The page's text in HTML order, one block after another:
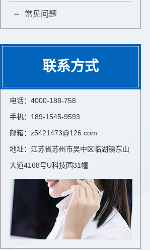
常见问题
联系方式
电话：4000-188-758
手机：189-1545-9593
邮箱：z5421473@126.com
地址：江苏省苏州市吴中区临湖镇东山
大道4168号U科技园31幢